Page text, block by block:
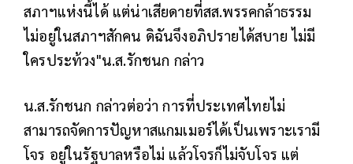
สภาฯแห่งนี้ได้ แต่น่าเสียดายที่สส.พรรคกล้าธรรม
ไม่อยู่ในสภาฯสักคน ดิฉันจึงอภิปรายได้สบาย ไม่มี
ใครประท้วง"น.ส.รักชนก กล่าว
น.ส.รักชนก กล่าวต่อว่า การที่ประเทศไทยไม่
สามารถจัดการปัญหาสแกมเมอร์ได้เป็นเพราะเรามี
โจร อยู่ในรัฐบาลหรือไม่ แล้วโจรก็ไม่จับโจร แต่